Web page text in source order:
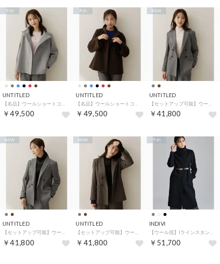
UNTITLED
￥49,500
予約
UNTITLED
￥49,500
予約
UNTITLED
￥41,800
NEW
UNTITLED
【セットアップ可能】ウールダブルジャケット （チャコールグレー(214)）
￥41,800
NEW
UNTITLED
【セットアップ可能】ウールダブルジャケット （ブラウン(043)）
￥41,800
NEW
INDIVI
【ウール混】Iラインスタンドカラーコート （ブラック(019)）
￥51,700
予約